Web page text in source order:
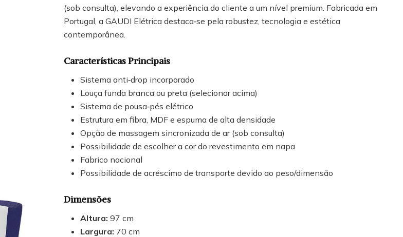
(sob consulta), elevando a experiência do cliente a um nível premium. Fabricada em
Portugal, a GAUDI Elétrica destaca‑se pela robustez, tecnologia e estética
contemporânea.
Características Principais
Sistema anti‑drop incorporado
Louça funda branca ou preta (selecionar acima)
Sistema de pousa‑pés elétrico
Estrutura em fibra, MDF e espuma de alta densidade
Opção de massagem sincronizada de ar (sob consulta)
Possibilidade de escolher a cor do revestimento em napa
Fabrico nacional
Possibilidade de acréscimo de transporte devido ao peso/dimensão
Dimensões
Altura: 97 cm
Largura: 70 cm